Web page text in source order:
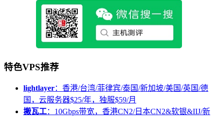
特色VPS推荐
lightlayer：香港/台湾/菲律宾/泰国/新加坡/美国/英国/德
国，云服务器$25/年，独服$59/月
搬瓦工：10Gbps带宽，香港CN2/日本CN2&软银&IIJ/新